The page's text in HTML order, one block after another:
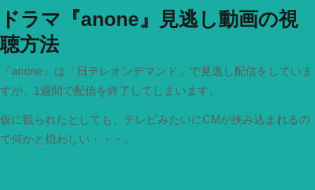
ドラマ『anone』見逃し動画の視
聴方法
『anone』は「日テレオンデマンド」で見逃し配信をしていま
すが、1週間で配信を終了してしまいます。
仮に観られたとしても、テレビみたいにCMが挟み込まれるの
で何かと煩わしい・・・。